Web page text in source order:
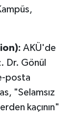
AKÜ'de
Dr. Gönül
posta
"Selamsız
kaçının"